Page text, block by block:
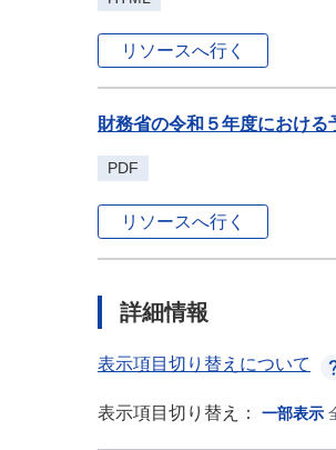
リソースへ行く
財務省の令和５年度における
PDF
リソースへ行く
詳細情報
表示項目切り替えについて
表示項目切り替え： 一部表示